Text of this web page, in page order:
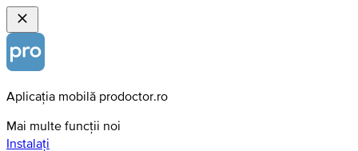
Aplicația mobilă prodoctor.ro
Mai multe funcții noi
Instalați